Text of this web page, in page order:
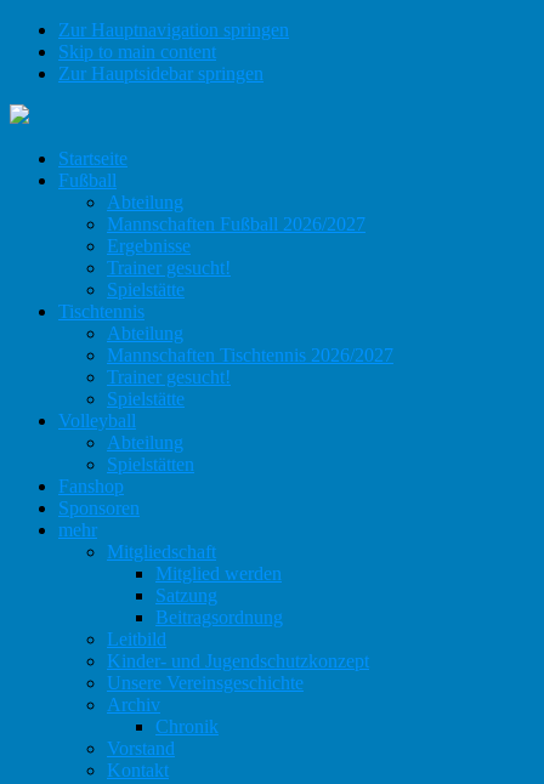
Zur Hauptnavigation springen
Skip to main content
Zur Hauptsidebar springen
Startseite
Fußball
Abteilung
Mannschaften Fußball 2026/2027
Ergebnisse
Trainer gesucht!
Spielstätte
Tischtennis
Abteilung
Mannschaften Tischtennis 2026/2027
Trainer gesucht!
Spielstätte
Volleyball
Abteilung
Spielstätten
Fanshop
Sponsoren
mehr
Mitgliedschaft
Mitglied werden
Satzung
Beitragsordnung
Leitbild
Kinder- und Jugendschutzkonzept
Unsere Vereinsgeschichte
Archiv
Chronik
Vorstand
Kontakt